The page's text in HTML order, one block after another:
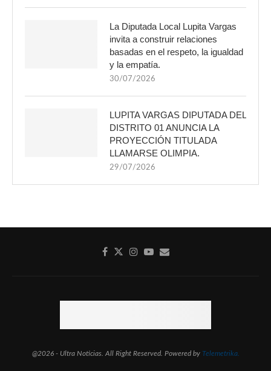
La Diputada Local Lupita Vargas
invita a construir relaciones
basadas en el respeto, la igualdad
y la empatía.
30/07/2026
LUPITA VARGAS DIPUTADA DEL
DISTRITO 01 ANUNCIA LA
PROYECCIÓN TITULADA
LLAMARSE OLIMPIA.
29/07/2026
@2026 - Ultra Noticias. All Right Reserved. Powered by Telemetrika.